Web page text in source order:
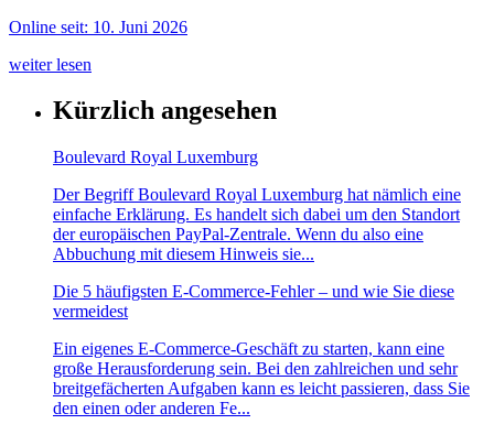
Online seit: 10. Juni 2026
weiter lesen
Kürzlich angesehen
Boulevard Royal Luxemburg
Der Begriff Boulevard Royal Luxemburg hat nämlich eine
einfache Erklärung. Es handelt sich dabei um den Standort
der europäischen PayPal-Zentrale. Wenn du also eine
Abbuchung mit diesem Hinweis sie...
Die 5 häufigsten E-Commerce-Fehler – und wie Sie diese
vermeidest
Ein eigenes E-Commerce-Geschäft zu starten, kann eine
große Herausforderung sein. Bei den zahlreichen und sehr
breitgefächerten Aufgaben kann es leicht passieren, dass Sie
den einen oder anderen Fe...